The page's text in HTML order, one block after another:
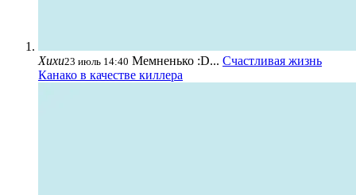
Хихи23 июль 14:40 Мемненько :D... Счастливая жизнь
Канако в качестве киллера